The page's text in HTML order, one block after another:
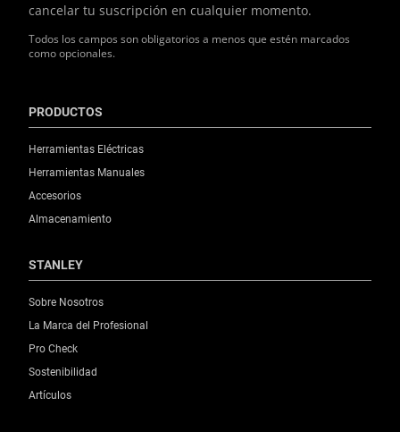
Todos los campos son obligatorios a menos que estén marcados
como opcionales.
cancelar tu suscripción en cualquier momento.
PRODUCTOS
Herramientas Eléctricas
Herramientas Manuales
Accesorios
Almacenamiento
STANLEY
Sobre Nosotros
La Marca del Profesional
Pro Check
Sostenibilidad
Artículos